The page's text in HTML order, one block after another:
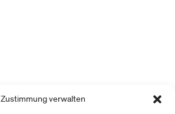
Zustimmung verwalten